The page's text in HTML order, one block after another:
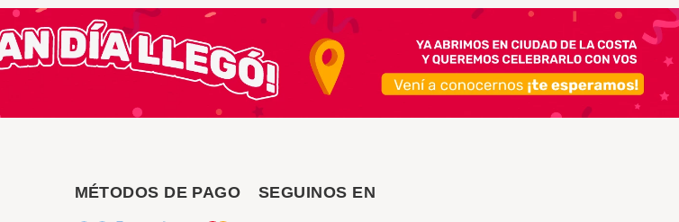
MÉTODOS DE PAGO SEGUINOS EN